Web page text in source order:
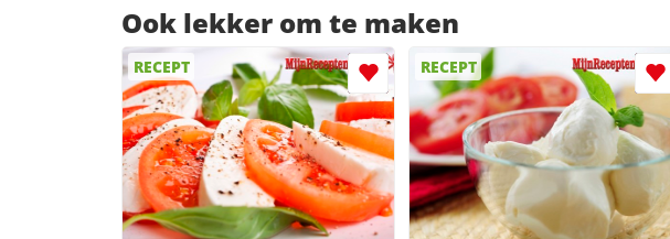
Ook lekker om te maken
RECEPT RECEPT